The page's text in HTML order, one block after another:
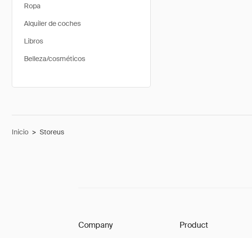
Ropa
Alquiler de coches
Libros
Belleza/cosméticos
Inicio > Storeus
Company Product